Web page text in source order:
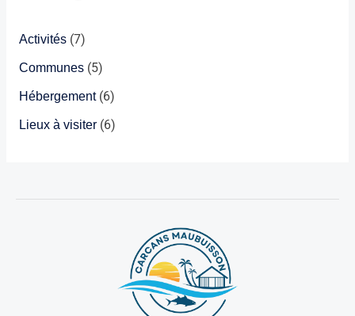
Activités(7)
Communes(5)
Hébergement(6)
Lieux à visiter(6)